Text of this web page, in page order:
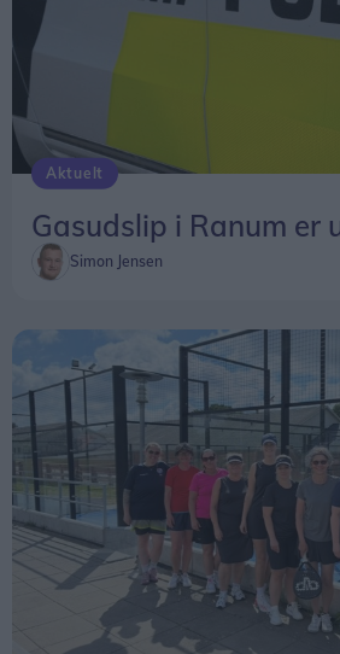
Aktuelt
Gasudslip i Ranum er
Simon Jensen